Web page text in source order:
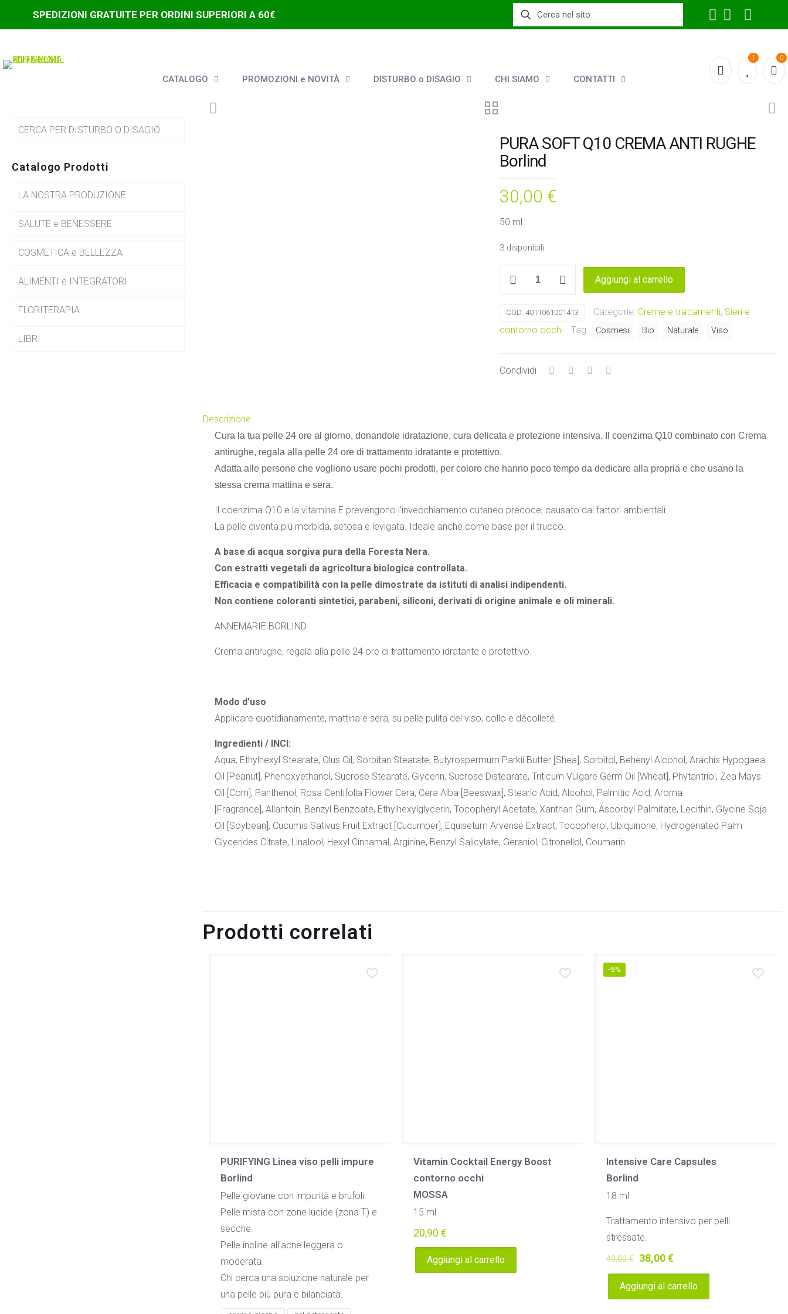
SPEDIZIONI GRATUITE PER ORDINI SUPERIORI A 60€
CATALOGO PROMOZIONI e NOVITÀ DISTURBO o DISAGIO CHI SIAMO CONTATTI
1 0
PURA SOFT Q10 CREMA ANTI RUGHE
Borlind
30,00 €
50 ml
3 disponibili
Q10
CREMA
Borlind
Aggiungi al carrello
COD: 4011061001413 Categorie: Creme e trattamenti, Sieri e
contorno occhi
Tag: Cosmesi Bio Naturale Viso
Condividi
Descrizione
Cura la tua pelle 24 ore al giorno, donandole idratazione, cura delicata e protezione intensiva. Il coenzima Q10 combinato con Crema
antirughe, regala alla pelle 24 ore di trattamento idratante e protettivo.
Adatta alle persone che vogliono usare pochi prodotti, per coloro che hanno poco tempo da dedicare alla propria e che usano la
stessa crema mattina e sera.
Il coenzima Q10 e la vitamina E prevengono l’invecchiamento cutaneo precoce, causato dai fattori ambientali.
La pelle diventa più morbida, setosa e levigata. Ideale anche come base per il trucco.
A base di acqua sorgiva pura della Foresta Nera.
Con estratti vegetali da agricoltura biologica controllata.
Efficacia e compatibilità con la pelle dimostrate da istituti di analisi indipendenti.
Non contiene coloranti sintetici, parabeni, siliconi, derivati di origine animale e oli minerali.
ANNEMARIE BORLIND
Crema antirughe, regala alla pelle 24 ore di trattamento idratante e protettivo.
Modo d’uso
Applicare quotidianamente, mattina e sera, su pelle pulita del viso, collo e décolleté.
Ingredienti / INCI:
Aqua, Ethylhexyl Stearate, Olus Oil, Sorbitan Stearate, Butyrospermum Parkii Butter [Shea], Sorbitol, Behenyl Alcohol, Arachis Hypogaea
Oil [Peanut], Phenoxyethanol, Sucrose Stearate, Glycerin, Sucrose Distearate, Triticum Vulgare Germ Oil [Wheat], Phytantriol, Zea Mays
Oil [Corn], Panthenol, Rosa Centifolia Flower Cera, Cera Alba [Beeswax], Stearic Acid, Alcohol, Palmitic Acid, Aroma
[Fragrance], Allantoin, Benzyl Benzoate, Ethylhexylglycerin, Tocopheryl Acetate, Xanthan Gum, Ascorbyl Palmitate, Lecithin, Glycine Soja
Oil [Soybean], Cucumis Sativus Fruit Extract [Cucumber], Equisetum Arvense Extract, Tocopherol, Ubiquinone, Hydrogenated Palm
Glycerides Citrate, Linalool, Hexyl Cinnamal, Arginine, Benzyl Salicylate, Geraniol, Citronellol, Coumarin.
Prodotti correlati
PURIFYING Linea viso pelli impure
Borlind
Pelle giovane con impurità e brufoli.
Pelle mista con zone lucide (zona T) e
secche.
Pelle incline all’acne leggera o
moderata.
Chi cerca una soluzione naturale per
una pelle più pura e bilanciata.
Vitamin Cocktail Energy Boost
contorno occhi
MOSSA
15 ml
20,90 €
Aggiungi al carrello
-5%
Intensive Care Capsules
Borlind
18 ml
Trattamento intensivo per pelli
stressate.
40,00€ Il
prezzo
originale
38,00€Il
prezzo
attuale
Aggiungi al carrello
CERCA PER DISTURBO O DISAGIO
Catalogo Prodotti
LA NOSTRA PRODUZIONE
SALUTE e BENESSERE
COSMETICA e BELLEZZA
ALIMENTI e INTEGRATORI
FLORITERAPIA
LIBRI